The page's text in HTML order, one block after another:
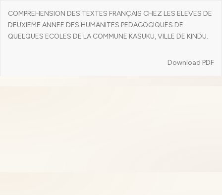
Article
Details
COMPREHENSION DES TEXTES FRANÇAIS CHEZ LES ELEVES DE
DEUXIEME ANNEE DES HUMANITES PEDAGOGIQUES DE
QUELQUES ECOLES DE LA COMMUNE KASUKU, VILLE DE KINDU.
Download
Download PDF